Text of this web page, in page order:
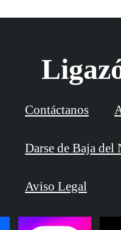
Contáctanos
Darse de Baja del
Aviso Legal